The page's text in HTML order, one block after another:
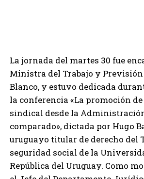
La jornada del martes 30 fue
Ministra del Trabajo y
Blanco, y estuvo dedicada
la conferencia «La promoción
sindical desde la
comparado», dictada por Hugo
uruguayo titular de derecho del
seguridad social de la
República del Uruguay. Como